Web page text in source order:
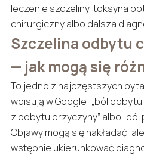
leczenie szczeliny, toksyna
chirurgiczny albo dalsza
Szczelina odbytu
— jak mogą się
To jedno z najczęstszych
wpisują w Google: „ból
z odbytu przyczyny” albo „ból
Objawy mogą się nakładać,
wstępnie ukierunkować